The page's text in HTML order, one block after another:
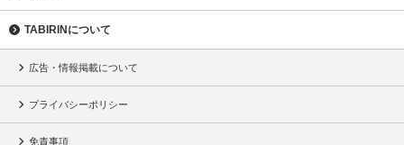
TABIRINについて
広告・情報掲載について
プライバシーポリシー
免責事項